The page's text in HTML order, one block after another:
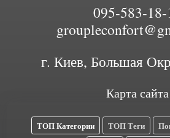
095-583-18-
г. Киев, Большая
Карта сайта
ТОП Категории ТОП Теги